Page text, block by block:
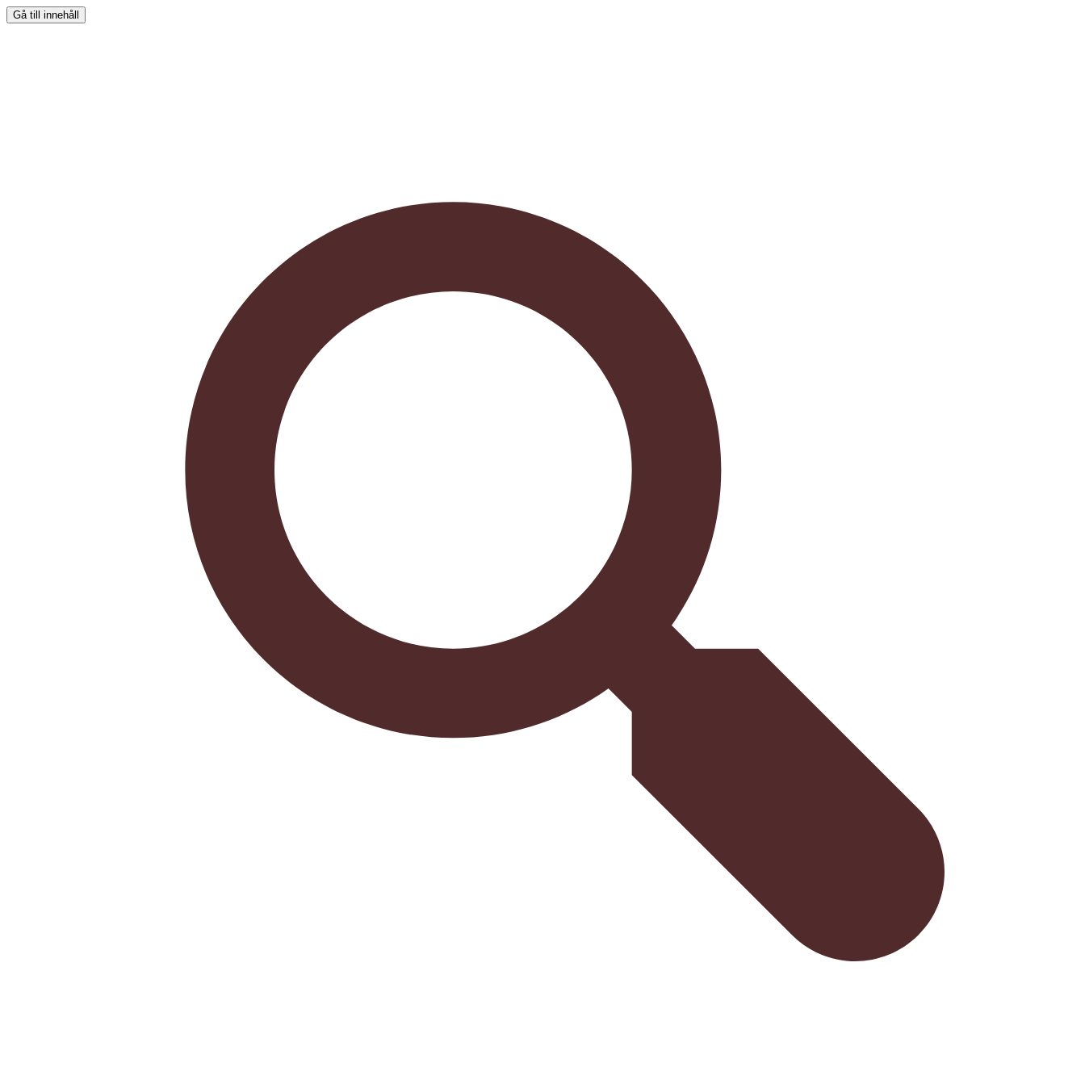
Gå till innehåll